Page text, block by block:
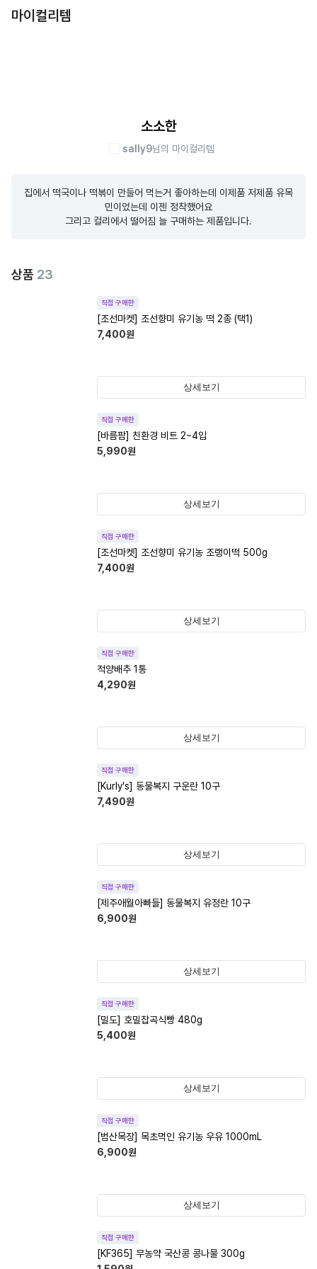
마이컬리템
소소한
sally9님의 마이컬리템
집에서 떡국이나 떡볶이 만들어 먹는거 좋아하는데 이제품 저제품 유목
민이었는데 이젠 정착했어요
그리고 컬리에서 떨어짐 늘 구매하는 제품입니다.
상품 23
직접 구매한
[조선마켓] 조선향미 유기농 떡 2종 (택1)
7,400원
상세보기
직접 구매한
[바름팜] 친환경 비트 2~4입
5,990원
상세보기
직접 구매한
[조선마켓] 조선향미 유기농 조랭이떡 500g
7,400원
상세보기
직접 구매한
적양배추 1통
4,290원
상세보기
직접 구매한
[Kurly's] 동물복지 구운란 10구
7,490원
상세보기
직접 구매한
[제주애월아빠들] 동물복지 유정란 10구
6,900원
상세보기
직접 구매한
[밀도] 호밀잡곡식빵 480g
5,400원
상세보기
직접 구매한
[범산목장] 목초먹인 유기농 우유 1000mL
6,900원
상세보기
직접 구매한
[KF365] 무농약 국산콩 콩나물 300g